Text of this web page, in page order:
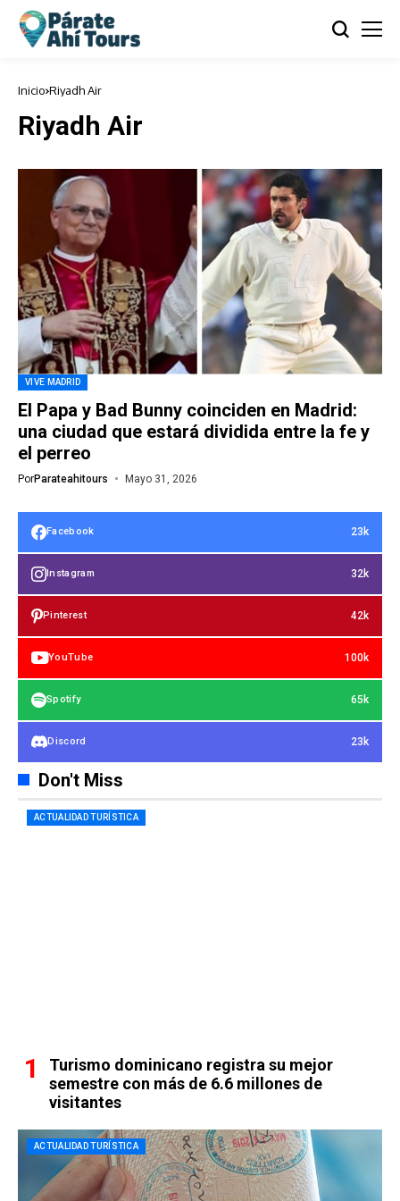
Inicio Riyadh Air
Riyadh Air
VIVE MADRID
El Papa y Bad Bunny coinciden en Madrid:
una ciudad que estará dividida entre la fe y
el perreo
PorParateahitours Mayo 31, 2026
Facebook 23k
Instagram 32k
Pinterest 42k
YouTube 100k
Spotify 65k
Discord 23k
Don't Miss
ACTUALIDAD TURÍSTICA
Turismo dominicano registra su mejor
semestre con más de 6.6 millones de
visitantes
ACTUALIDAD TURÍSTICA